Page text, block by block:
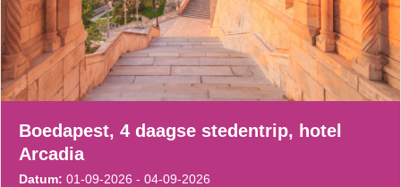
Boedapest, 4 daagse stedentrip, hotel
Arcadia
Datum: 01-09-2026 - 04-09-2026